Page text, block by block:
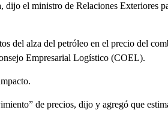
dijo el ministro de Relaciones Exteriores
del alza del petróleo en el precio del
Empresarial Logístico (COEL).
de precios, dijo y agregó que